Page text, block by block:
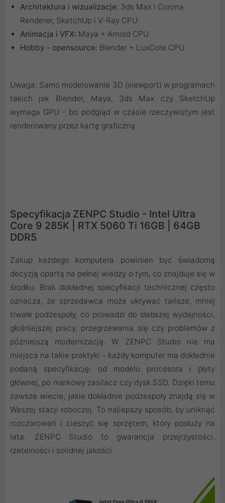
Architektura i wizualizacje: 3ds Max i Corona
Renderer, SketchUp i V-Ray CPU
Animacja i VFX: Maya + Arnold CPU
Hobby - opensource: Blender + LuxCore CPU
Uwaga: Samo modelowanie 3D (viewport) w programach
takich jak Blender, Maya, 3ds Max czy SketchUp
wymaga GPU - bo podgląd w czasie rzeczywistym jest
renderowany przez kartę graficzną
Specyfikacja ZENPC Studio - Intel Ultra
Core 9 285K | RTX 5060 Ti 16GB | 64GB
DDR5
Zakup każdego komputera powinien być świadomą
decyzją opartą na pełnej wiedzy o tym, co znajduje się w
środku. Brak dokładnej specyfikacji technicznej często
oznacza, że sprzedawca może ukrywać tańsze, mniej
trwałe podzespoły, co prowadzi do słabszej wydajności,
głośniejszej pracy, przegrzewania się czy problemów z
późniejszą modernizacją. W ZENPC Studio nie ma
miejsca na takie praktyki - każdy komputer ma dokładnie
podaną specyfikację: od modelu procesora i płyty
głównej, po markowy zasilacz czy dysk SSD. Dzięki temu
zawsze wiecie, jakie dokładnie podzespoły znajdą się w
Waszej stacji roboczej. To najlepszy sposób, by uniknąć
rozczarowań i cieszyć się sprzętem, który posłuży na
lata. ZENPC Studio to gwarancja przejrzystości,
rzetelności i solidnej jakości.